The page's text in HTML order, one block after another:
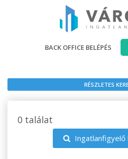
BACK OFFICE BELÉPÉS
RÉSZLETES
0 találat
Ingatlanfigyelő